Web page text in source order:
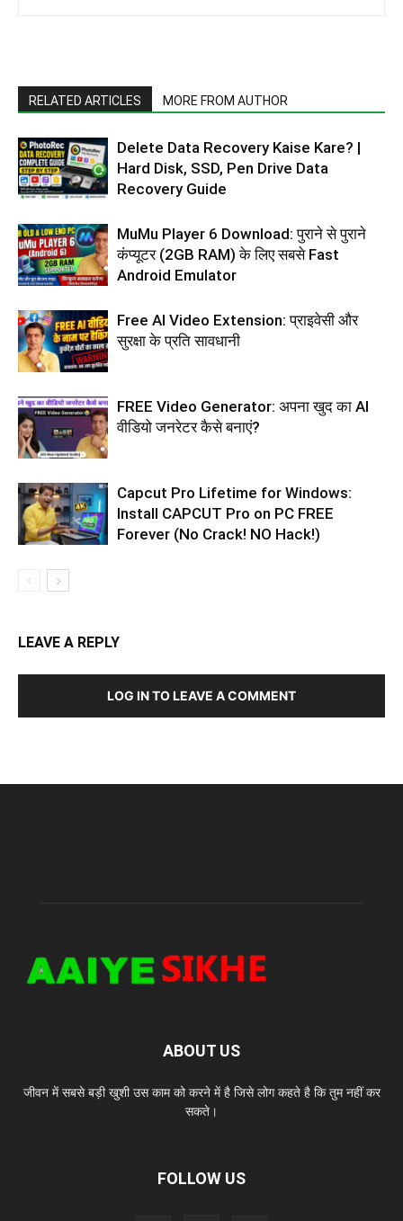
RELATED ARTICLES MORE FROM AUTHOR
Delete Data Recovery Kaise Kare? |
Hard Disk, SSD, Pen Drive Data
Recovery Guide
MuMu Player 6 Download: पुराने से पुराने
कंप्यूटर (2GB RAM) के लिए सबसे Fast
Android Emulator
Free AI Video Extension: प्राइवेसी और
सुरक्षा के प्रति सावधानी
FREE Video Generator: अपना खुद का AI
वीडियो जनरेटर कैसे बनाएं?
Capcut Pro Lifetime for Windows:
Install CAPCUT Pro on PC FREE
Forever (No Crack! NO Hack!)
LEAVE A REPLY
LOG IN TO LEAVE A COMMENT
ABOUT US
जीवन में सबसे बड़ी खुशी उस काम को करने में है जिसे लोग कहते है कि तुम नहीं कर
सकते।
FOLLOW US